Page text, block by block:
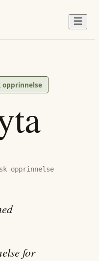
opprinnelse
for